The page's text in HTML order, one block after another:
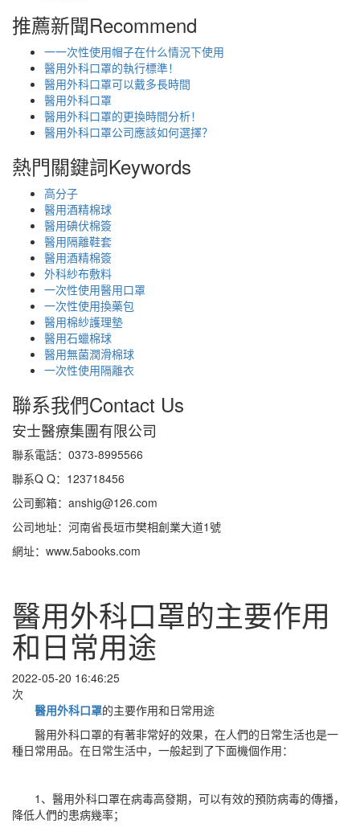
推薦新聞Recommend
一一次性使用帽子在什么情況下使用
醫用外科口罩的執行標準！
醫用外科口罩可以戴多長時間
醫用外科口罩
醫用外科口罩的更換時間分析！
醫用外科口罩公司應該如何選擇？
熱門關鍵詞Keywords
高分子
醫用酒精棉球
醫用碘伏棉簽
醫用隔離鞋套
醫用酒精棉簽
外科紗布敷料
一次性使用醫用口罩
一次性使用換藥包
醫用棉紗護理墊
醫用石蠟棉球
醫用無菌潤滑棉球
一次性使用隔離衣
聯系我們Contact Us
安士醫療集團有限公司
聯系電話：0373-8995566
聯系Q Q：123718456
公司郵箱：anshig@126.com
公司地址：河南省長垣市樊相創業大道1號
網址：www.5abooks.com
醫用外科口罩的主要作用
和日常用途
2022-05-20 16:46:25
次
醫用外科口罩的主要作用和日常用途
醫用外科口罩的有著非常好的效果，在人們的日常生活也是一
種日常用品。在日常生活中，一般起到了下面機個作用：
1、醫用外科口罩在病毒高發期，可以有效的預防病毒的傳播，
降低人們的患病幾率；